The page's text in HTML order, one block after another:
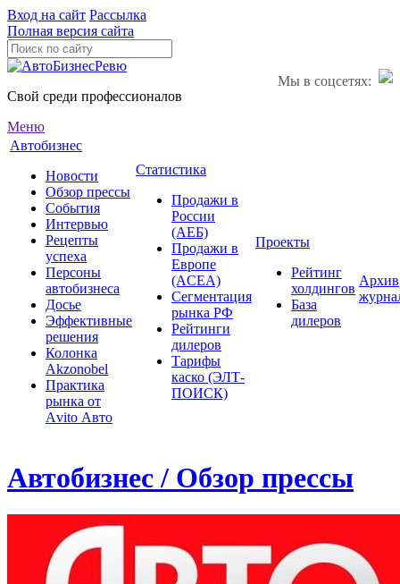
Вход на сайт Рассылка
Полная версия сайта
Мы в соцсетях:
Свой среди профессионалов
Меню
Автобизнес
Новости
Обзор прессы
События
Интервью
Рецепты
успеха
Персоны
автобизнеса
Досье
Эффективные
решения
Колонка
Akzonobel
Практика
рынка от
Аvito Авто
Статистика
Продажи в
России
(АЕБ)
Продажи в
Европе
(ACEA)
Сегментация
рынка РФ
Рейтинги
дилеров
Тарифы
каско (ЭЛТ-
ПОИСК)
Проекты
Рейтинг
холдингов
База
дилеров
Архив
Автобизнес / Обзор прессы